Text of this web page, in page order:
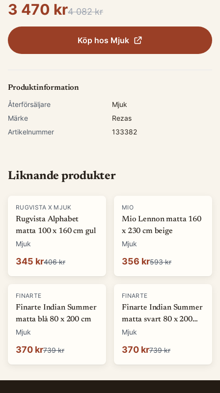
3 470 kr4 082 kr
Köp hos Mjuk
Produktinformation
Återförsäljare
Mjuk
Märke
Rezas
Artikelnummer
133382
Liknande produkter
-15%
RUGVISTA X MJUK
Rugvista Alphabet
matta 100 x 160 cm gul
Mjuk
345 kr406 kr
-40%
MIO
Mio Lennon matta 160
x 230 cm beige
Mjuk
356 kr593 kr
-50 %
FINARTE
Finarte Indian Summer
matta blå 80 x 200 cm
Mjuk
370 kr739 kr
-50 %
FINARTE
Finarte Indian Summer
matta svart 80 x 200
cm
Mjuk
370 kr739 kr